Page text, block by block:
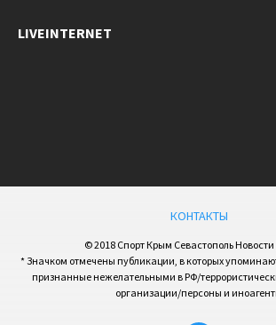
LIVEINTERNET
КОНТАКТЫ
© 2018 Спорт Крым Севастополь Новости
* Значком отмечены публикации, в которых
признанные нежелательными в РФ/
организации/персоны и